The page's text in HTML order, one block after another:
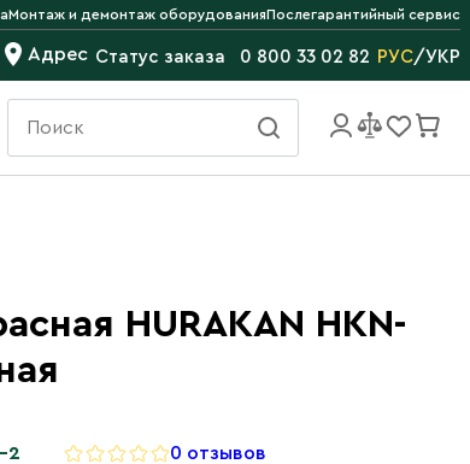
Монтаж и демонтаж оборудованияПослегарантийный сервис
Адрес Статус заказа 0 800 33 02 82 РУС/УКР
HURAKAN HKN-
2 0 отзывов